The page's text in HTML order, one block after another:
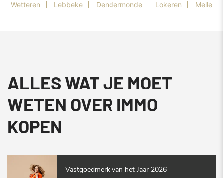
Wetteren
Lebbeke Dendermonde Lokeren Melle
ALLES WAT JE MOET
WETEN OVER IMMO
KOPEN
Vastgoedmerk van het Jaar 2026